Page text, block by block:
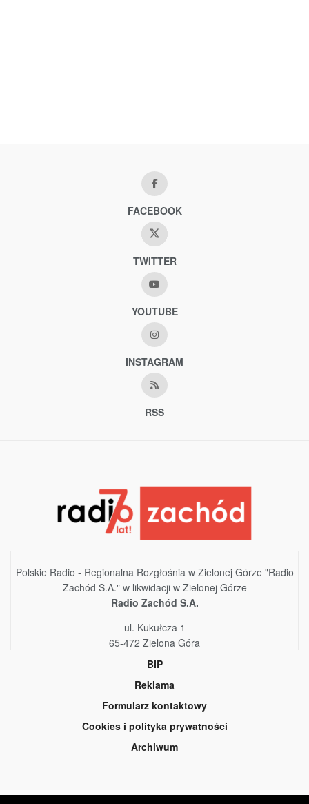
FACEBOOK
TWITTER
YOUTUBE
INSTAGRAM
RSS
Polskie Radio - Regionalna Rozgłośnia w Zielonej Górze "Radio
Zachód S.A." w likwidacji w Zielonej Górze
Radio Zachód S.A.
ul. Kukułcza 1
65-472 Zielona Góra
BIP
Reklama
Formularz kontaktowy
Cookies i polityka prywatności
Archiwum